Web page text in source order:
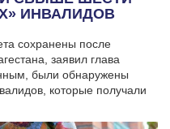
ИНВАЛИДОВ
сохранены после
заявил глава
были обнаружены
которые получали